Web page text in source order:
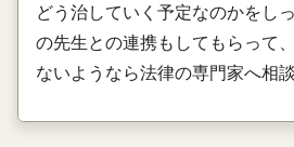
どう治していく予定なのかをし
の先生との連携もしてもらって
ないようなら法律の専門家へ相